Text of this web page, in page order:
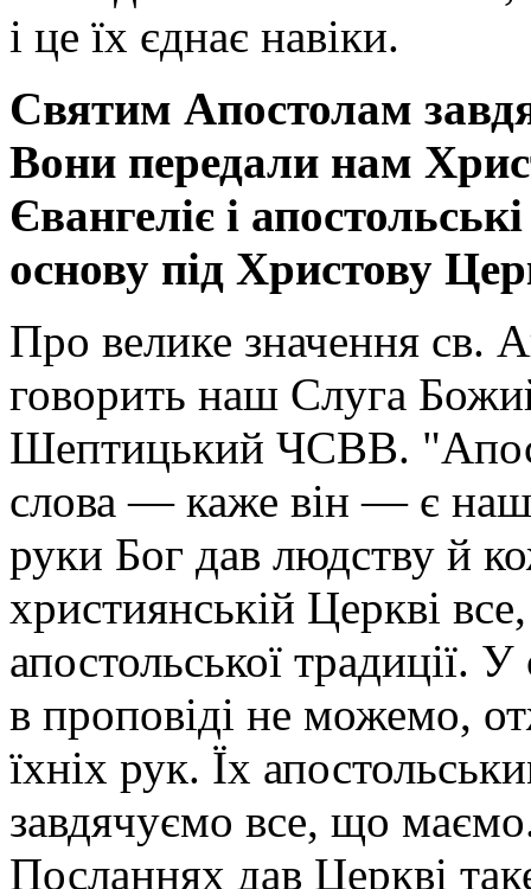
і це їх єднає навіки.
Святим Апостолам
Вони передали нам
Євангеліє і
основу під Христову
Про велике значення св.
говорить наш Слуга
Шептицький ЧСВВ.
слова — каже він — є
руки Бог дав людству й
християнській Церкві
апостольської традиції.
в проповіді не можемо,
їхніх рук. Їх
завдячуємо все, що
Посланнях дав Церкві